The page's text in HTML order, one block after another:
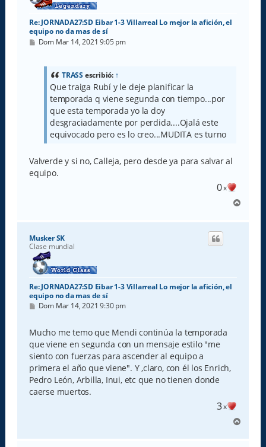
Re: JORNADA27:SD Eibar 1-3 Villarreal Lo mejor la afición, el
equipo no da mas de sí
M
Dom Mar 14, 2021 9:05 pm
TRASS escribió: ↑
Que traiga Rubí y le deje planificar la
temporada q viene segunda con tiempo...por
que esta temporada yo la doy
desgraciadamente por perdida....Ojalá este
equivocado pero es lo creo...MUDITA es turno
Valverde y si no, Calleja, pero desde ya para salvar al
equipo.
0x
r
Musker SK
Clase mundial
Re: JORNADA27:SD Eibar 1-3 Villarreal Lo mejor la afición, el
equipo no da mas de sí
M
s
a
j
e
Dom Mar 14, 2021 9:30 pm
Mucho me temo que Mendi continúa la temporada
que viene en segunda con un mensaje estilo "me
siento con fuerzas para ascender al equipo a
primera el año que viene". Y ,claro, con él los Enrich,
Pedro León, Arbilla, Inui, etc que no tienen donde
caerse muertos.
3x
r